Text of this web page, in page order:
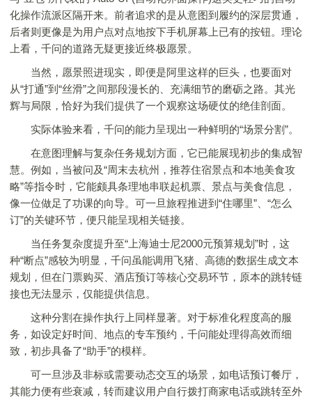
化操作流派区隔开来。前者追求的是从意图到履约的深层贯通，
后者则更像是为用户点对点地按下手机屏幕上已有的按钮。理论
上看，千问的道路无疑更接近终极愿景。
当然，愿景照进现实，即便是阿里这样的巨头，也要面对
从“打通”到“丝滑”之间那段漫长的、充满细节的磨砺之路。其光
辉与局限，恰好为我们提供了一个观察这场硬仗的绝佳剖面。
实际体验来看，千问的能力呈现出一种鲜明的“场景分割”。
在意图理解与复杂任务规划方面，它已能展现初步的集成智
慧。例如，当被问及“周末去杭州，推荐住宿景点和本地美食攻
略”等指令时，它能颇具条理地串联起机票、景点与美食信息，
像一位做足了功课的向导。可一旦旅程推进到“住哪里”、“怎么
订”的关键环节，便只能呈现相关链接。
当任务复杂度提升至“上海迪士尼2000元预算规划”时，这
种“断点”感较为明显，千问虽能调用飞猪、高德的数据生成文本
规划，但在门票购买、酒店预订等核心交易环节，原本的跳转链
接也无法显示，仅能提供信息。
这种分割在操作执行上同样显著。对于标准化程度高的服
务，如设定好时间、地点的专车预约，千问能处理得高效而细
致，初步具备了“助手”的模样。
可一旦涉及非标或需要动态交互的场景，如电话预订餐厅，
其能力便有些衰减，转而建议用户自行拨打商家电话或跳转至外